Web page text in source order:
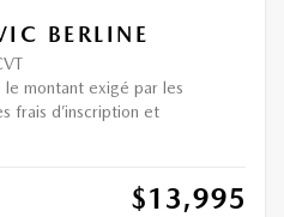
BERLINE
montant exigé par les
frais d’inscription et
$13,995